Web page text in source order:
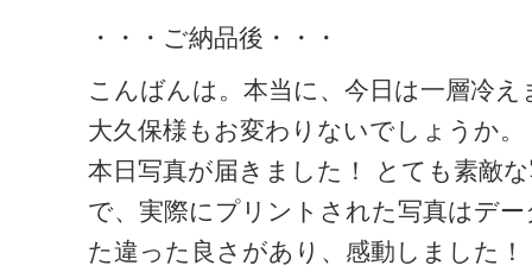
・・・ご納品後・・・
こんばんは。本当に、今日は一層冷え
大久保様もお変わりないでしょうか。
本日写真が届きました！ とても素敵
で、実際にプリントされた写真はデ
た違った良さがあり、感動しました！